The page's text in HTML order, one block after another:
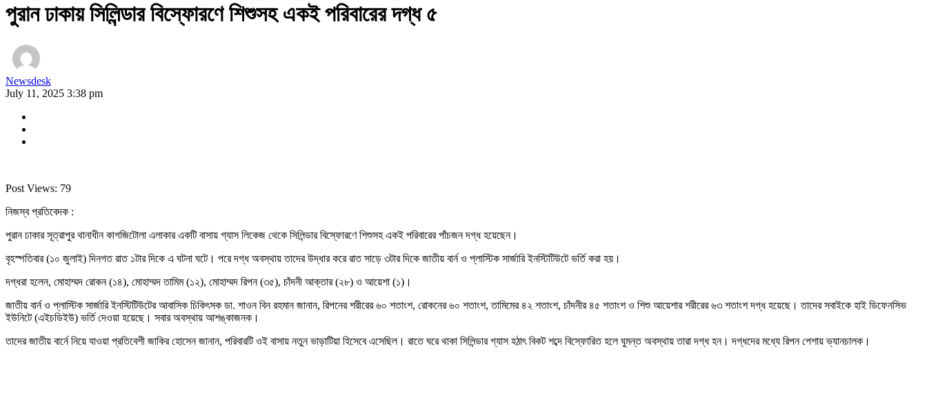
পুরান ঢাকায় সিলিন্ডার বিস্ফোরণে শিশুসহ একই পরিবারের দগ্ধ ৫
Newsdesk
July 11, 2025 3:38 pm
Post Views: 79
নিজস্ব প্রতিবেদক :
পুরান ঢাকার সূত্রাপুর থানাধীন কাগজিটোলা এলাকার একটি বাসায় গ্যাস লিকেজ থেকে সিলিন্ডার বিস্ফোরণে শিশুসহ একই পরিবারের পাঁচজন দগ্ধ হয়েছেন।
বৃহস্পতিবার (১০ জুলাই) দিনগত রাত ১টার দিকে এ ঘটনা ঘটে। পরে দগ্ধ অবস্থায় তাদের উদ্ধার করে রাত সাড়ে ৩টার দিকে জাতীয় বার্ন ও প্লাস্টিক সার্জারি ইনস্টিটিউটে ভর্তি করা হয়।
দগ্ধরা হলেন, মোহাম্মদ রোকন (১৪), মোহাম্মদ তামিম (১২), মোহাম্মদ রিপন (৩৫), চাঁদনী আক্তার (২৮) ও আয়েশা (১)।
জাতীয় বার্ন ও প্লাস্টিক সার্জারি ইনস্টিটিউটের আবাসিক চিকিৎসক ডা. শাওন বিন রহমান জানান, রিপনের শরীরের ৬০ শতাংশ, রোকনের ৬০ শতাংশ, তামিমের ৪২ শতাংশ, চাঁদনীর ৪৫ শতাংশ ও শিশু আয়েশার শরীরের ৬৩ শতাংশ দগ্ধ হয়েছে। তাদের সবাইকে হাই ডিফেনসিভ
ইউনিটে (এইচডিইউ) ভর্তি দেওয়া হয়েছে। সবার অবস্থায় আশঙ্কাজনক।
তাদের জাতীয় বার্নে নিয়ে যাওয়া প্রতিবেশী জাকির হোসেন জানান, পরিবারটি ওই বাসায় নতুন ভাড়াটিয়া হিসেবে এসেছিল। রাতে ঘরে থাকা সিলিন্ডার গ্যাস হঠাৎ বিকট শব্দে বিস্ফোরিত হলে ঘুমন্ত অবস্থায় তারা দগ্ধ হন। দগ্ধদের মধ্যে রিপন পেশায় ভ্যানচালক।